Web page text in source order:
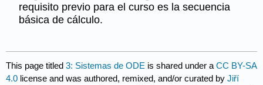
requisito previo para el curso es la secuencia
básica de cálculo.
This page titled3: Sistemas de ODE is shared under aCC BY-SA
4.0 license and was authored, remixed, and/or curated byJiří